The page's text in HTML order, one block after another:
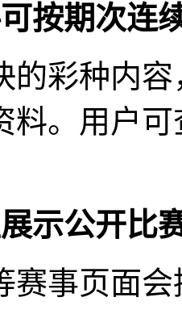
按期次连
的彩种内
料。用户
示公开比
赛事页面